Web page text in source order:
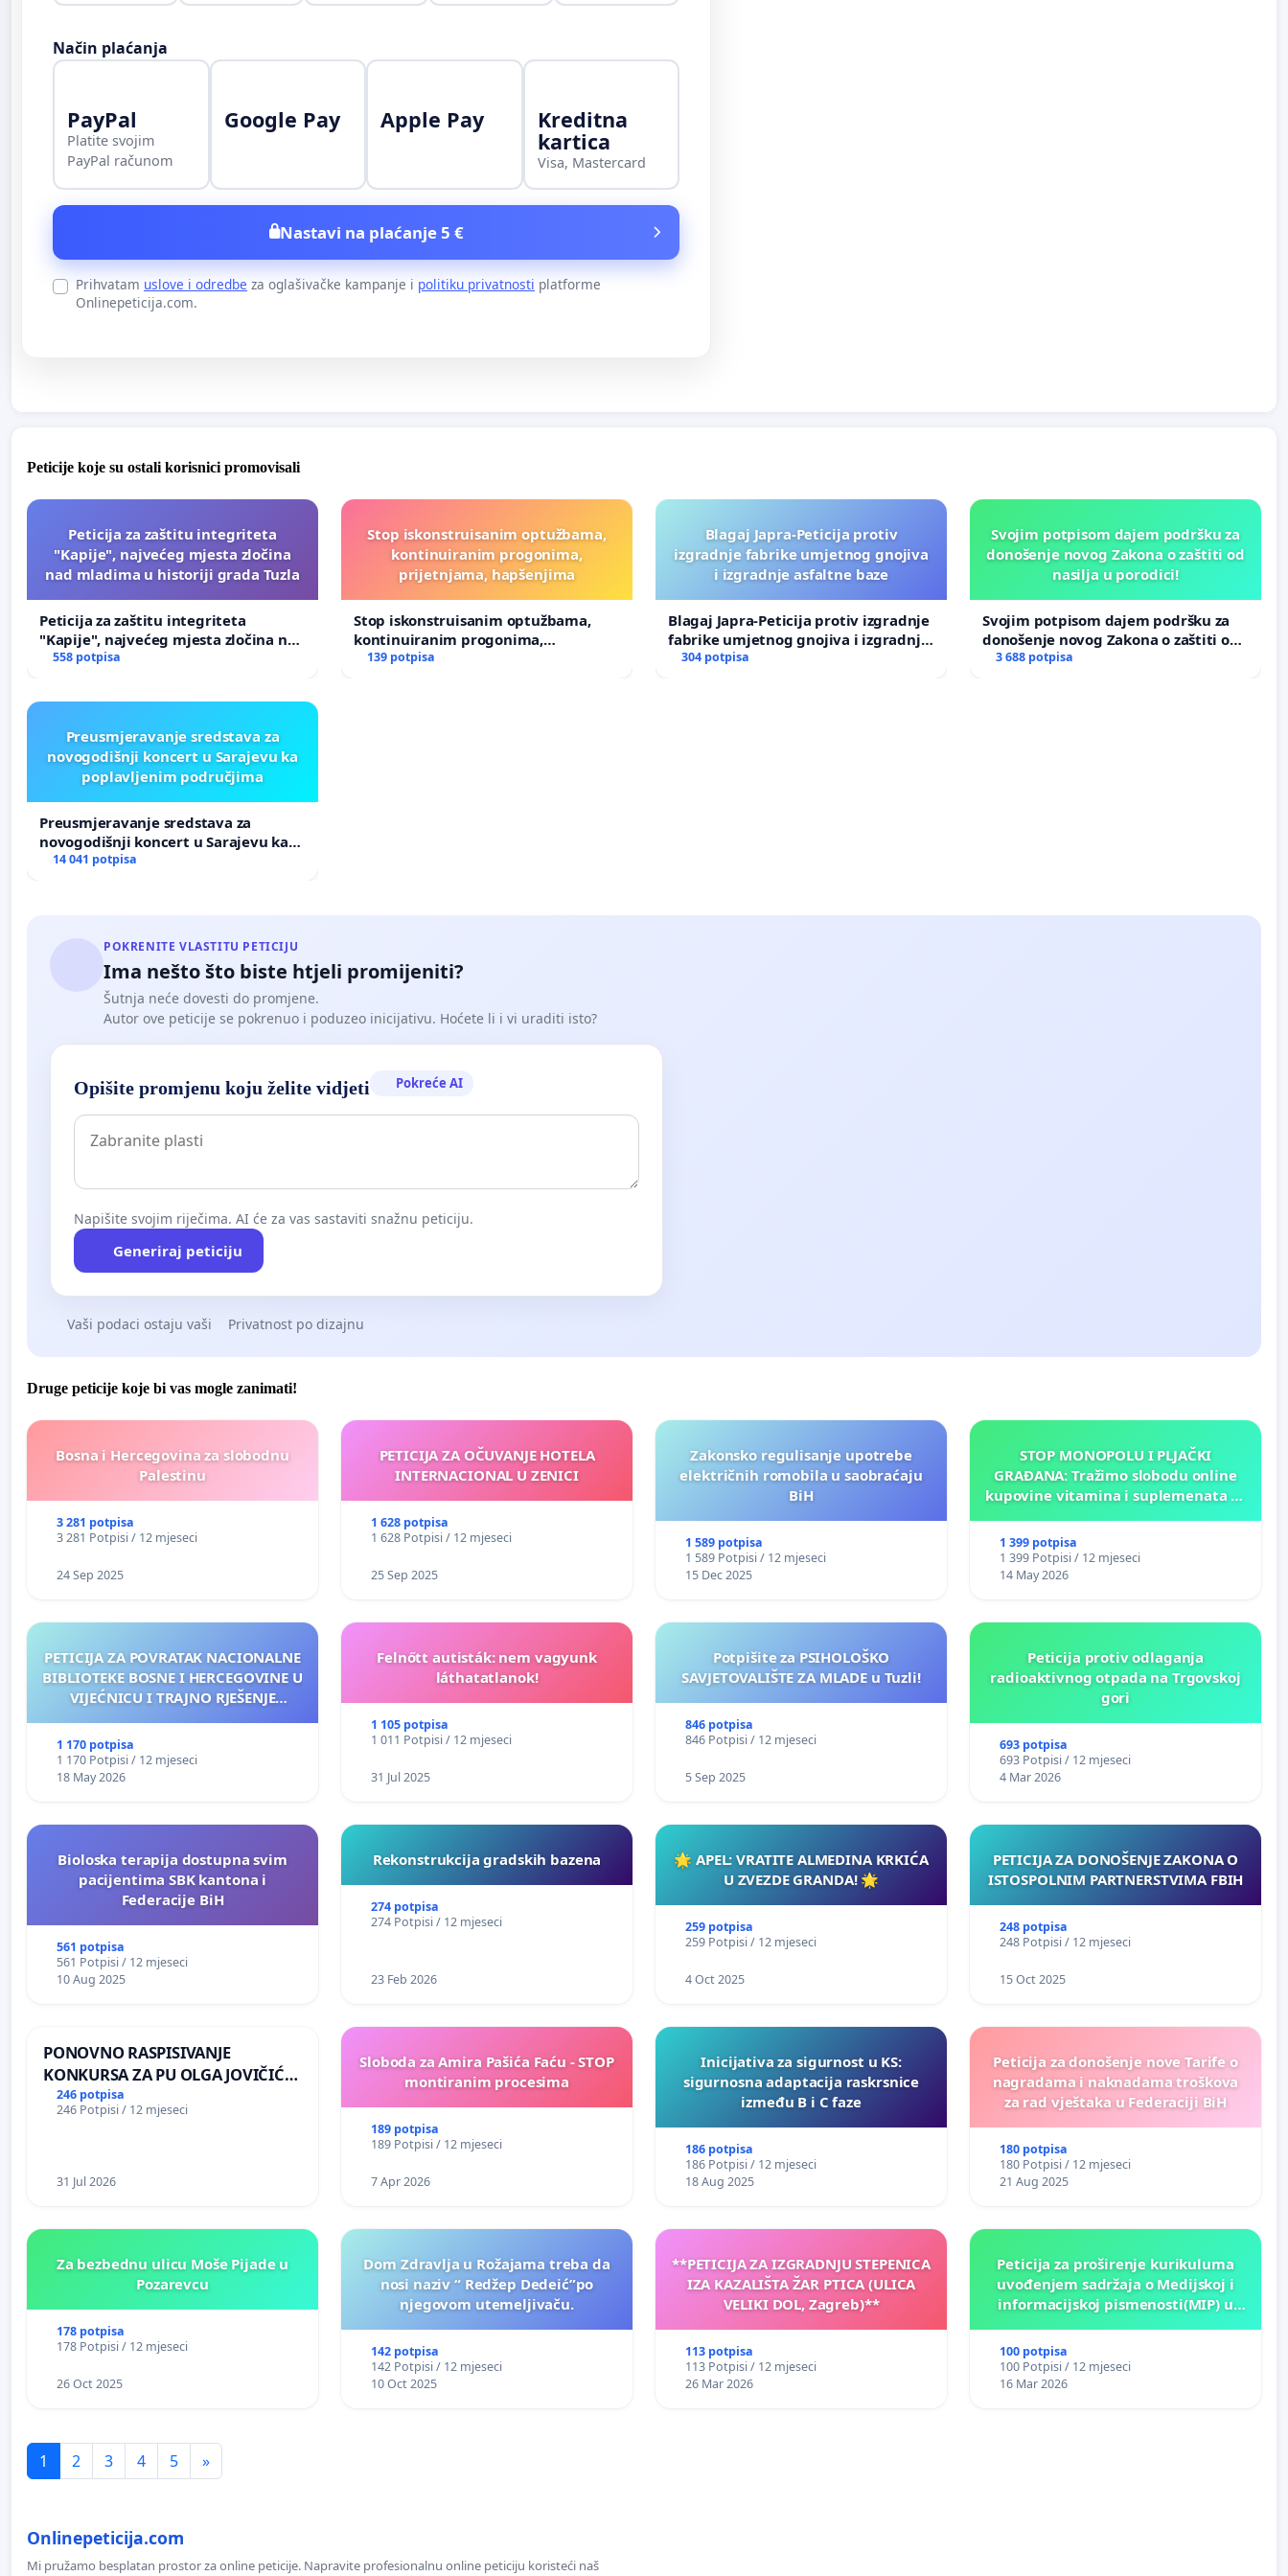
Način plaćanja
PayPal
Platite svojim
PayPal računom
Google Pay Apple Pay Kreditna
kartica
Visa, Mastercard
Nastavi na plaćanje 5 €
Prihvatam uslove i odredbe za oglašivačke kampanje i politiku privatnosti platforme
Onlinepeticija.com.
Peticije koje su ostali korisnici promovisali
Peticija za zaštitu integriteta
"Kapije", najvećeg mjesta zločina
nad mladima u historiji grada Tuzla
Peticija za zaštitu integriteta
"Kapije", najvećeg mjesta zločina nad
mladima u historiji grada Tuzla
558 potpisa
Stop iskonstruisanim optužbama,
kontinuiranim progonima,
prijetnjama, hapšenjima
Stop iskonstruisanim optužbama,
kontinuiranim progonima,
prijetnjama, hapšenjima
139 potpisa
Blagaj Japra-Peticija protiv
izgradnje fabrike umjetnog gnojiva
i izgradnje asfaltne baze
Blagaj Japra-Peticija protiv izgradnje
fabrike umjetnog gnojiva i izgradnje
asfaltne baze
304 potpisa
Svojim potpisom dajem podršku za
donošenje novog Zakona o zaštiti od
nasilja u porodici!
Svojim potpisom dajem podršku za
donošenje novog Zakona o zaštiti od
nasilja u porodici!
3 688 potpisa
Preusmjeravanje sredstava za
novogodišnji koncert u Sarajevu ka
poplavljenim područjima
Preusmjeravanje sredstava za
novogodišnji koncert u Sarajevu ka
poplavljenim područjima
14 041 potpisa
POKRENITE VLASTITU PETICIJU
Ima nešto što biste htjeli promijeniti?
Šutnja neće dovesti do promjene.
Autor ove peticije se pokrenuo i poduzeo inicijativu. Hoćete li i vi uraditi isto?
Opišite promjenu koju želite vidjeti Pokreće AI
Napišite svojim riječima. AI će za vas sastaviti snažnu peticiju.
Generiraj peticiju
Vaši podaci ostaju vaši Privatnost po dizajnu
Druge peticije koje bi vas mogle zanimati!
Bosna i Hercegovina za slobodnu
Palestinu
3 281 potpisa
3 281 Potpisi / 12 mjeseci
24 Sep 2025
PETICIJA ZA OČUVANJE HOTELA
INTERNACIONAL U ZENICI
1 628 potpisa
1 628 Potpisi / 12 mjeseci
25 Sep 2025
Zakonsko regulisanje upotrebe
električnih romobila u saobraćaju
BiH
1 589 potpisa
1 589 Potpisi / 12 mjeseci
15 Dec 2025
STOP MONOPOLU I PLJAČKI
GRAĐANA: Tražimo slobodu online
kupovine vitamina i suplemenata za
1 399 potpisa
1 399 Potpisi / 12 mjeseci
14 May 2026
PETICIJA ZA POVRATAK NACIONALNE
BIBLIOTEKE BOSNE I HERCEGOVINE U
VIJEĆNICU I TRAJNO RJEŠENJE
1 170 potpisa
1 170 Potpisi / 12 mjeseci
18 May 2026
Felnőtt autisták: nem vagyunk
láthatatlanok!
1 105 potpisa
1 011 Potpisi / 12 mjeseci
31 Jul 2025
Potpišite za PSIHOLOŠKO
SAVJETOVALIŠTE ZA MLADE u Tuzli!
846 potpisa
846 Potpisi / 12 mjeseci
5 Sep 2025
Peticija protiv odlaganja
radioaktivnog otpada na Trgovskoj
gori
693 potpisa
693 Potpisi / 12 mjeseci
4 Mar 2026
Bioloska terapija dostupna svim
pacijentima SBK kantona i
Federacije BiH
561 potpisa
561 Potpisi / 12 mjeseci
10 Aug 2025
Rekonstrukcija gradskih bazena
274 potpisa
274 Potpisi / 12 mjeseci
23 Feb 2026
🌟 APEL: VRATITE ALMEDINA KRKIĆA
U ZVEZDE GRANDA! 🌟
259 potpisa
259 Potpisi / 12 mjeseci
4 Oct 2025
PETICIJA ZA DONOŠENJE ZAKONA O
ISTOSPOLNIM PARTNERSTVIMA FBIH
248 potpisa
248 Potpisi / 12 mjeseci
15 Oct 2025
PONOVNO RASPISIVANJE
KONKURSA ZA PU OLGA JOVIČIĆ
RITA KRALJEVO
246 potpisa
246 Potpisi / 12 mjeseci
31 Jul 2026
Sloboda za Amira Pašića Faću - STOP
montiranim procesima
189 potpisa
189 Potpisi / 12 mjeseci
7 Apr 2026
Inicijativa za sigurnost u KS:
sigurnosna adaptacija raskrsnice
između B i C faze
186 potpisa
186 Potpisi / 12 mjeseci
18 Aug 2025
Peticija za donošenje nove Tarife o
nagradama i naknadama troškova
za rad vještaka u Federaciji BiH
180 potpisa
180 Potpisi / 12 mjeseci
21 Aug 2025
Za bezbednu ulicu Moše Pijade u
Pozarevcu
178 potpisa
178 Potpisi / 12 mjeseci
26 Oct 2025
Dom Zdravlja u Rožajama treba da
nosi naziv “ Redžep Dedeić”po
njegovom utemeljivaču.
142 potpisa
142 Potpisi / 12 mjeseci
10 Oct 2025
**PETICIJA ZA IZGRADNJU STEPENICA
IZA KAZALIŠTA ŽAR PTICA (ULICA
VELIKI DOL, Zagreb)**
113 potpisa
113 Potpisi / 12 mjeseci
26 Mar 2026
Peticija za proširenje kurikuluma
uvođenjem sadržaja o Medijskoj i
informacijskoj pismenosti(MIP) u
Kantonu Sarajevo po kros-
kurikularnom modelu (u okviru više
100 potpisa
100 Potpisi / 12 mjeseci
16 Mar 2026
1 2 3 4 5 »
Onlinepeticija.com
Mi pružamo besplatan prostor za online peticije. Napravite profesionalnu online peticiju koristeći naš